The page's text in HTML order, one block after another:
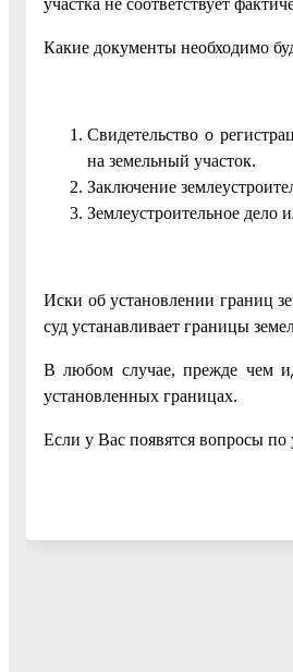
Какие документы необходимо
Свидетельство о
на земельный участок.
Заключение
Землеустроительное дело
Иски об установлении границ
суд устанавливает границы
В любом случае, прежде чем
установленных границах.
Если у Вас появятся вопросы по